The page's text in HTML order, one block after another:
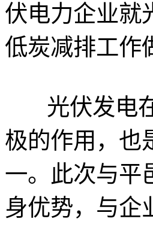
伏电力企业就
低炭减排工作
光伏发电在
极的作用，也
一。此次与平
身优势，与企